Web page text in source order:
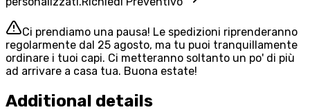
Ci prendiamo una pausa! Le spedizioni riprenderanno
regolarmente dal 25 agosto, ma tu puoi tranquillamente
ordinare i tuoi capi. Ci metteranno soltanto un po' di più
ad arrivare a casa tua. Buona estate!
Additional details